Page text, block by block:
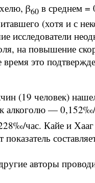
β60 в среднем
(хотя и с
исследователи
на повышение
время это
(19 человек)
алкоголю — 0,152‰/
час. Кайе и Хааг
показатель
авторы